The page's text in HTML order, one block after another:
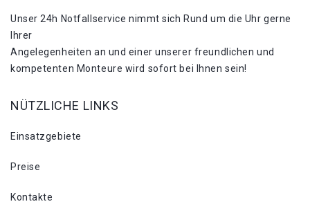
Unser 24h Notfallservice nimmt sich Rund um die Uhr gerne
Ihrer
Angelegenheiten an und einer unserer freundlichen und
kompetenten Monteure wird sofort bei Ihnen sein!
NÜTZLICHE LINKS
Einsatzgebiete
Preise
Kontakte